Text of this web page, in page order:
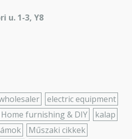
u. 1-3, Y8
electric equipment
Home furnishing & DIY
kalap
Műszaki cikkek